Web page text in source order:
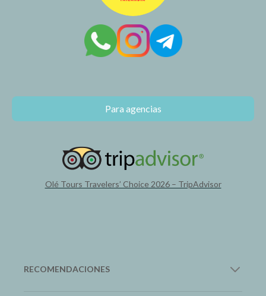
Para agencias
Olé Tours Travelers’ Choice 2026 – TripAdvisor
RECOMENDACIONES